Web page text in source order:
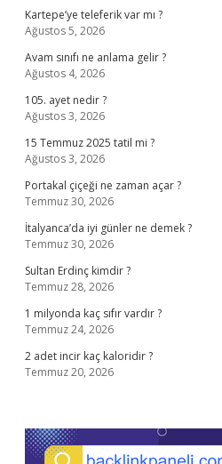
Kartepe’ye teleferik var mı ?
Ağustos 5, 2026
Avam sınıfı ne anlama gelir ?
Ağustos 4, 2026
105. ayet nedir ?
Ağustos 3, 2026
15 Temmuz 2025 tatil mi ?
Ağustos 3, 2026
Portakal çiçeği ne zaman açar ?
Temmuz 30, 2026
İtalyanca’da iyi günler ne demek ?
Temmuz 30, 2026
Sultan Erdinç kimdir ?
Temmuz 28, 2026
1 milyonda kaç sıfır vardır ?
Temmuz 24, 2026
2 adet incir kaç kaloridir ?
Temmuz 20, 2026